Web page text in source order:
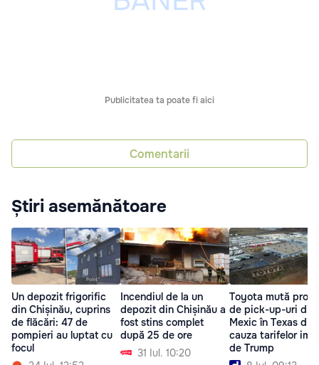
Publicitatea ta poate fi aici
Comentarii
Știri asemănătoare
Un depozit frigorific
din Chișinău, cuprins
de flăcări: 47 de
pompieri au luptat cu
focul
Incendiul de la un
depozit din Chișinău a
fost stins complet
după 25 de ore
31 Iul. 10:20
Toyota mută
de pick-up-uri din
Mexic în Texas din
cauza tarifelor
de Trump